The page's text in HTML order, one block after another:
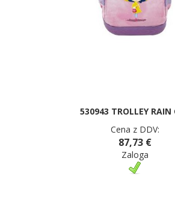
530943 TROLLEY RAIN
Cena z DDV:
87,73 €
Zaloga